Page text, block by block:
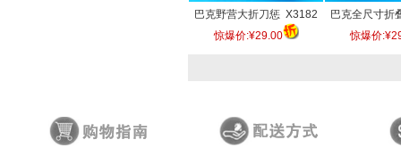
巴克野营大折刀惩 X3182
惊爆价:¥29.00
巴克全尺寸折
惊爆价